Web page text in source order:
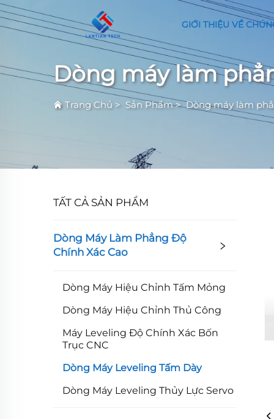
GIỚI THIỆU VỀ
Dòng máy làm
Trang Chủ > Sản Phẩm>Dòng máy làm
TẤT CẢ SẢN PHẨM
Dòng Máy Làm Phẳng Độ
Chính Xác Cao
Dòng Máy Hiệu Chỉnh Tấm Mỏng
Dòng Máy Hiệu Chỉnh Thủ Công
Máy Leveling Độ Chính Xác Bốn
Trục CNC
Dòng Máy Leveling Tấm Dày
Dòng Máy Leveling Thủy Lực Servo